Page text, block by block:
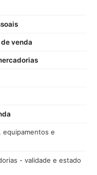
venda
equipamentos e
- validade e estado